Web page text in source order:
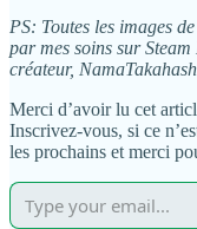
PS: Toutes les images de
par mes soins sur
créateur,
Merci d’avoir lu cet
Inscrivez-vous, si ce
les prochains et merci